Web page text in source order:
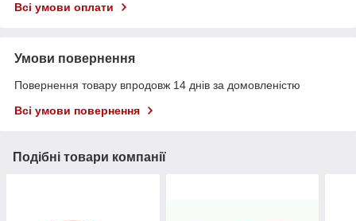
Всі умови оплати
Умови повернення
Повернення товару впродовж 14 днів за домовленістю
Всі умови повернення
Подібні товари компанії